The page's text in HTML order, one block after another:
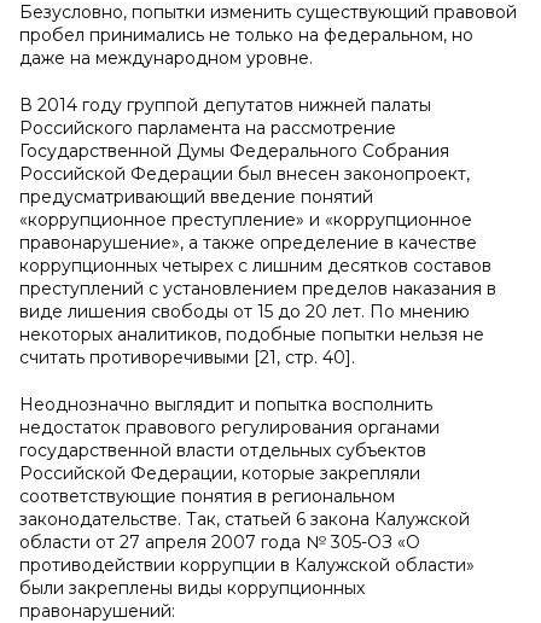
Безусловно, попытки изменить существующий правовой
пробел принимались не только на федеральном, но
даже на международном уровне.
В 2014 году группой депутатов нижней палаты
Российского парламента на рассмотрение
Государственной Думы Федерального Собрания
Российской Федерации был внесен законопроект,
предусматривающий введение понятий
«коррупционное преступление» и «коррупционное
правонарушение», а также определение в качестве
коррупционных четырех с лишним десятков составов
преступлений с установлением пределов наказания в
виде лишения свободы от 15 до 20 лет. По мнению
некоторых аналитиков, подобные попытки нельзя не
считать противоречивыми [21, стр. 40].
Неоднозначно выглядит и попытка восполнить
недостаток правового регулирования органами
государственной власти отдельных субъектов
Российской Федерации, которые закрепляли
соответствующие понятия в региональном
законодательстве. Так, статьей 6 закона Калужской
области от 27 апреля 2007 года № 305-ОЗ «О
противодействии коррупции в Калужской области»
были закреплены виды коррупционных
правонарушений: